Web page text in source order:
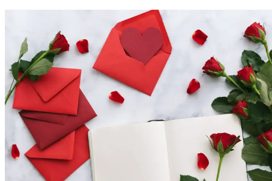
Søk
Åpningstider
Praktisk informasjon
Magasin
Gavekort
Finn frem